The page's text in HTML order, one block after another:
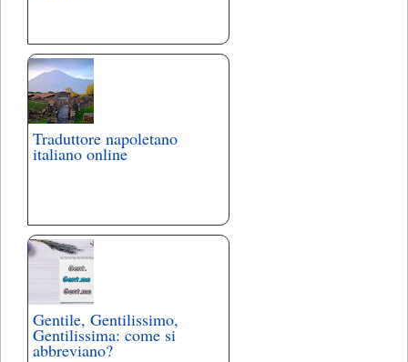
Traduttore napoletano
italiano online
Gentile, Gentilissimo,
Gentilissima: come si
abbreviano?